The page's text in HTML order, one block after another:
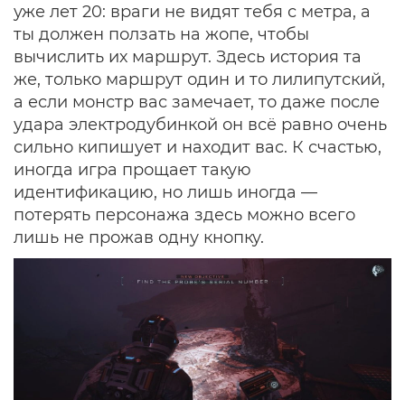
уже лет 20: враги не видят тебя с метра, а
ты должен ползать на жопе, чтобы
вычислить их маршрут. Здесь история та
же, только маршрут один и то лилипутский,
а если монстр вас замечает, то даже после
удара электродубинкой он всё равно очень
сильно кипишует и находит вас. К счастью,
иногда игра прощает такую
идентификацию, но лишь иногда —
потерять персонажа здесь можно всего
лишь не прожав одну кнопку.